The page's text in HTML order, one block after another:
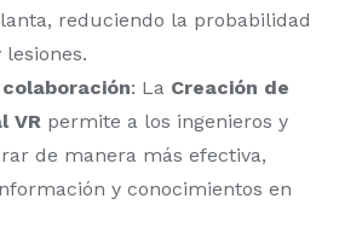
reduciendo la probabilidad
: La Creación de
VR permite a los ingenieros y
de manera más efectiva,
y conocimientos en